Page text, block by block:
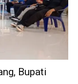
Bupati